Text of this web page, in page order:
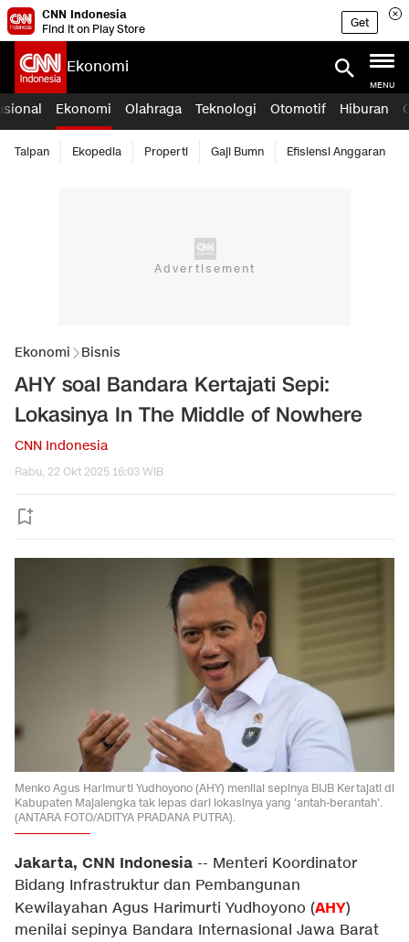
CNN Indonesia
Find it on Play Store
Get
Ekonomi
MENU
Ekonomi Olahraga Teknologi Otomotif Hiburan
Taipan Ekopedia Properti Gaji Bumn Efisiensi Anggaran
Ekonomi Bisnis
AHY soal Bandara Kertajati Sepi:
Lokasinya In The Middle of Nowhere
CNN Indonesia
Rabu, 22 Okt 2025 16:03 WIB
Menko Agus Harimurti Yudhoyono (AHY) menilai sepinya BIJB Kertajati di
Kabupaten Majalengka tak lepas dari lokasinya yang 'antah-berantah'.
(ANTARA FOTO/ADITYA PRADANA PUTRA).
Jakarta, CNN Indonesia -- Menteri Koordinator
Bidang Infrastruktur dan Pembangunan
Kewilayahan Agus Harimurti Yudhoyono (AHY)
menilai sepinya Bandara Internasional Jawa Barat